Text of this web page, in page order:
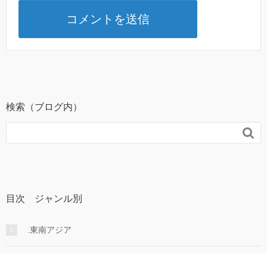
検索（ブログ内）

目次 ジャンル別
.東南アジア